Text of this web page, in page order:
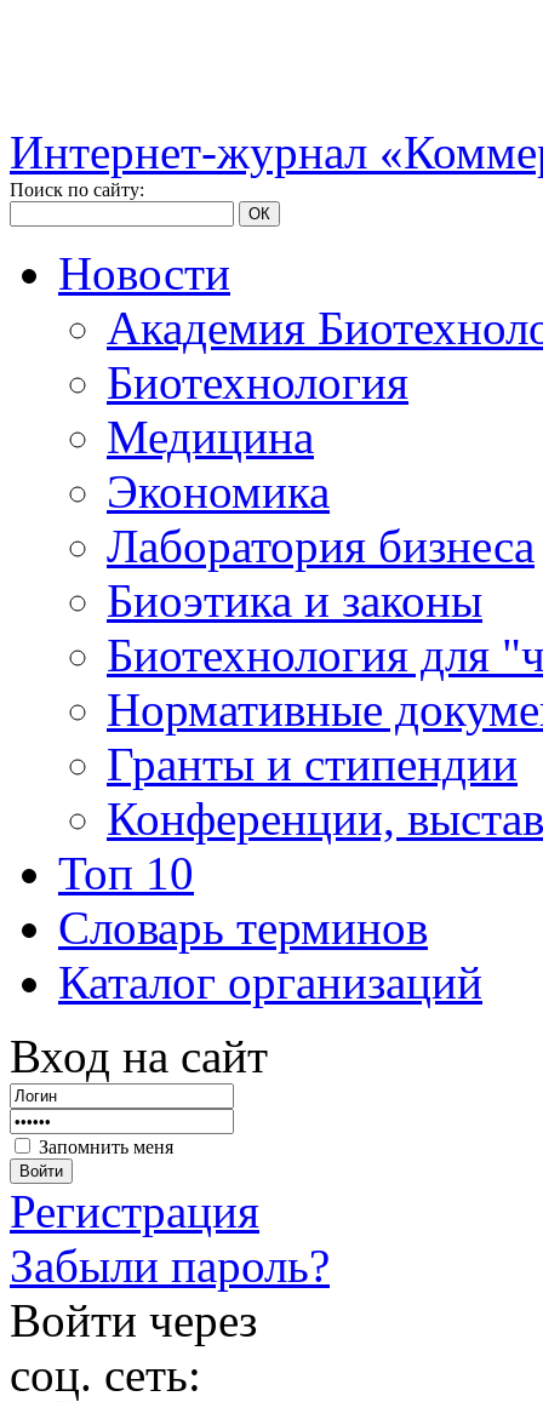
Интернет-журнал
Поиск по сайту:
ОК
Новости
Академия
Биотехнология
Медицина
Экономика
Лаборатория бизнеса
Биоэтика и законы
Биотехнология для
Нормативные
Гранты и стипендии
Конференции,
Топ 10
Словарь терминов
Каталог организаций
Вход на сайт
Запомнить меня
Войти
Регистрация
Забыли пароль?
Войти через
соц. сеть: